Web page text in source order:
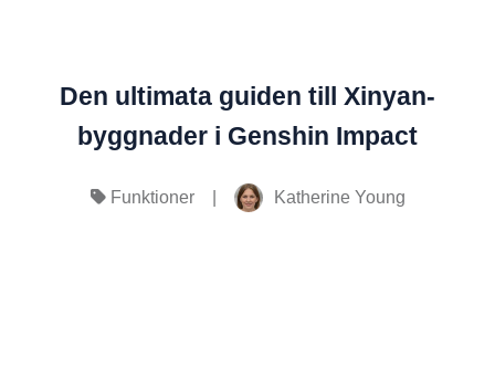
Den ultimata guiden till Xinyan-
byggnader i Genshin Impact
Funktioner | Katherine Young